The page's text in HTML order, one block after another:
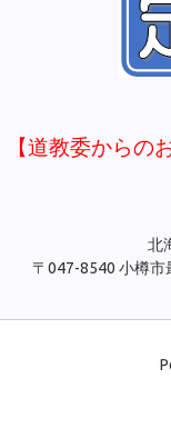
【道教委からの
北
〒047-8540 小